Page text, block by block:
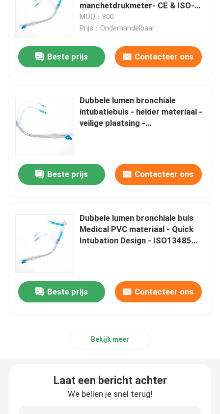
manchetdrukmeter- CE & ISO-
gecertificeerd
MOQ：800
Prijs：Onderhandelbaar
Beste prijs Contacteer ons
Dubbele lumen bronchiale
intubatiebuis - helder materiaal -
veilige plaatsing -
Beste prijs Contacteer ons
Dubbele lumen bronchiale buis
Medical PVC materiaal - Quick
Intubation Design - ISO13485
Beste prijs Contacteer ons
Bekijk meer
Laat een bericht achter
We bellen je snel terug!